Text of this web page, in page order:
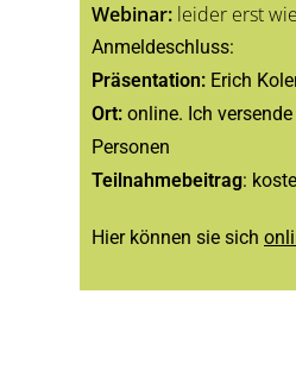
Webinar: leider erst
Anmeldeschluss:
Präsentation: Erich
Ort: online. Ich
Personen
Teilnahmebeitrag:
Hier können sie sich